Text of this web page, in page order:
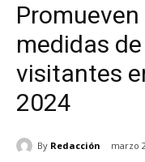
medidas
visitantes
2024
By Redacción marzo